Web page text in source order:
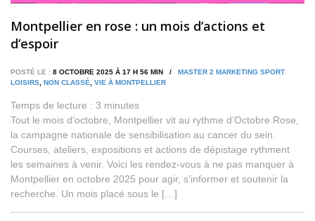
Montpellier en rose : un mois d’actions et
d’espoir
POSTÉ LE : 8 OCTOBRE 2025 À 17 H 56 MIN / MASTER 2 MARKETING SPORT
LOISIRS NON CLASSÉ VIE À MONTPELLIER
Temps de lecture : 3 minutes
Tout le mois d’octobre, Montpellier vit au rythme d’Octobre Rose,
la campagne nationale de sensibilisation au cancer du sein.
Courses, ateliers, expositions et actions de dépistage rythment
les semaines à venir. Voici les rendez-vous à ne pas manquer à
Montpellier en octobre 2025 pour agir, s’informer et soutenir la
recherche. Un mois placé sous le […]